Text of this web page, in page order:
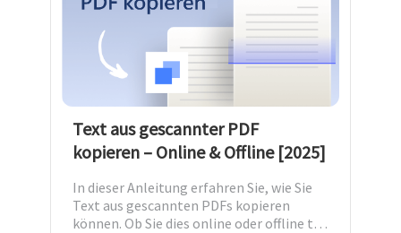
Text aus gescannter PDF
kopieren – Online & Offline [2025]
In dieser Anleitung erfahren Sie, wie Sie
Text aus gescannten PDFs kopieren
können. Ob Sie dies online oder offline tun